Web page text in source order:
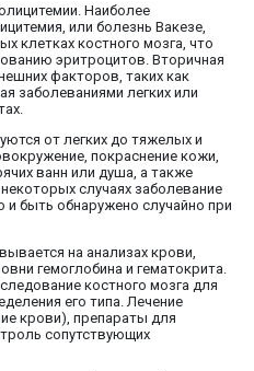
Наиболее
или болезнь Вакезе,
клетках костного мозга, что
эритроцитов. Вторичная
факторов, таких как
заболеваниями легких или
от легких до тяжелых и
покраснение кожи,
ванн или душа, а также
случаях заболевание
быть обнаружено случайно при
на анализах крови,
гемоглобина и гематокрита.
костного мозга для
его типа. Лечение
крови), препараты для
сопутствующих